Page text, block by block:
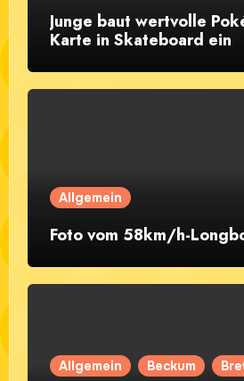
Junge baut wertvolle
Karte in Skateboard ein
Allgemein
Foto vom 58km/h-
Allgemein Beckum